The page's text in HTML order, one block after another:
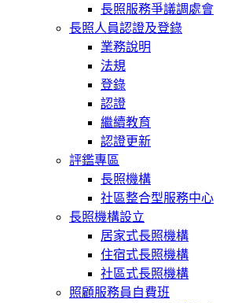
長照服務爭議調處會
長照人員認證及登錄
業務說明
法規
登錄
認證
繼續教育
認證更新
評鑑專區
長照機構
社區整合型服務中心
長照機構設立
居家式長照機構
住宿式長照機構
社區式長照機構
照顧服務員自費班